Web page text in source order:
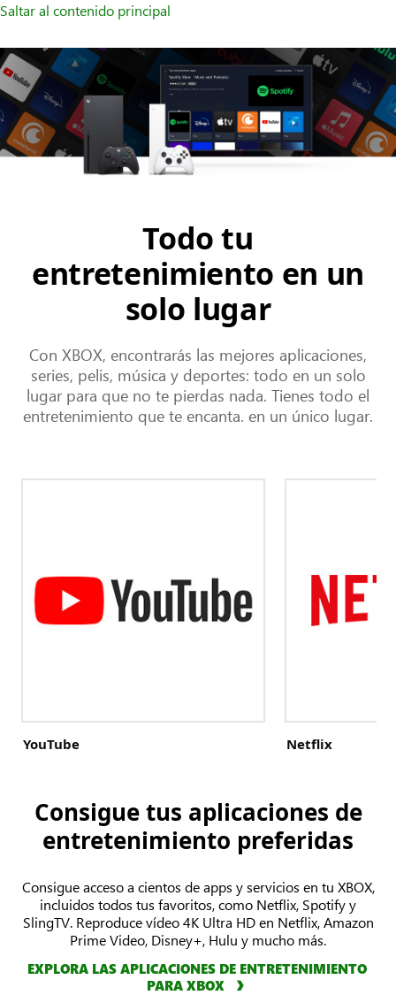
Saltar al contenido principal
Todo tu
entretenimiento en un
solo lugar
Con XBOX, encontrarás las mejores aplicaciones,
series, pelis, música y deportes: todo en un solo
lugar para que no te pierdas nada. Tienes todo el
entretenimiento que te encanta. en un único lugar.
Lista
YouTube Netflix
Consigue tus aplicaciones de
entretenimiento preferidas
Consigue acceso a cientos de apps y servicios en tu XBOX,
incluidos todos tus favoritos, como Netflix, Spotify y
SlingTV. Reproduce vídeo 4K Ultra HD en Netflix, Amazon
Prime Video, Disney+, Hulu y mucho más.
EXPLORA LAS APLICACIONES DE ENTRETENIMIENTO
PARA XBOX